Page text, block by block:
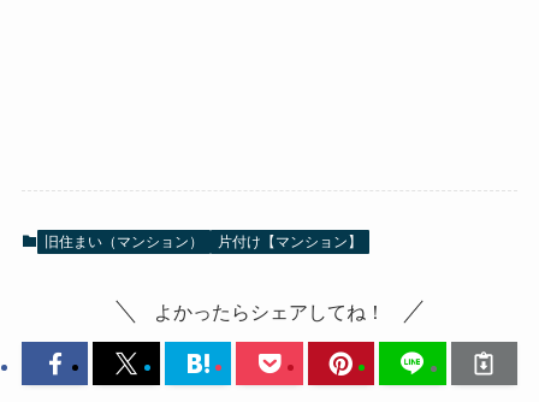
旧住まい（マンション） 片付け【マンション】
よかったらシェアしてね！